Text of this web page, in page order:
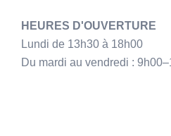
HEURES D'OUVERTURE
Lundi de 13h30 à 18h00
Du mardi au vendredi :